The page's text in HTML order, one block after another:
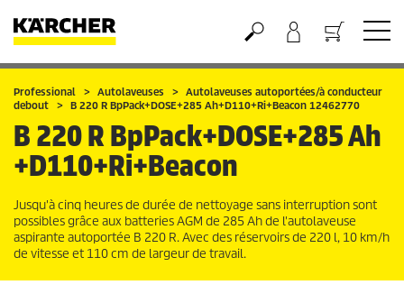
Panier
Professional Autolaveuses
Autolaveuses autoportées/à conducteur
debout
B 220 R BpPack+DOSE+285 Ah+D110+Ri+Beacon 12462770
B 220 R BpPack+DOSE+285 Ah
+D110+Ri+Beacon
Jusqu'à cinq heures de durée de nettoyage sans interruption sont
possibles grâce aux batteries AGM de 285 Ah de l'autolaveuse
aspirante autoportée B 220 R. Avec des réservoirs de 220 l, 10 km/h
de vitesse et 110 cm de largeur de travail.